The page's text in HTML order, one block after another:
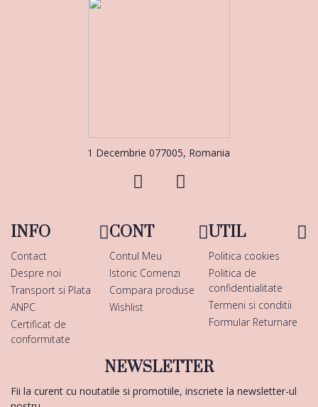
1 Decembrie 077005, Romania
INFO
Contact
Despre noi
Transport si Plata
ANPC
Certificat de
conformitate
CONT
Contul Meu
Istoric Comenzi
Compara produse
Wishlist
UTIL
Politica cookies
Politica de
confidentialitate
Termeni si conditii
Formular Returnare
NEWSLETTER
Fii la curent cu noutatile si promotiile, inscriete la newsletter-ul